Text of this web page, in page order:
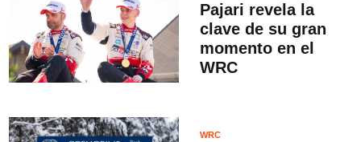
Pajari revela la
clave de su gran
momento en el
WRC
WRC